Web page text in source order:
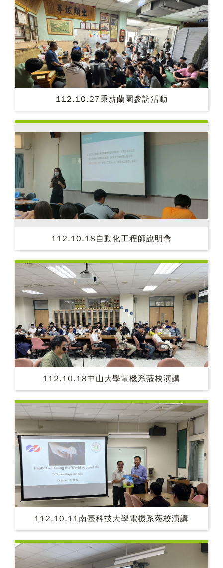
112.10.27秉薪蘭園參訪活動
112.10.18自動化工程師說明會
112.10.18中山大學電機系蒞校演講
112.10.11南臺科技大學電機系蒞校演講